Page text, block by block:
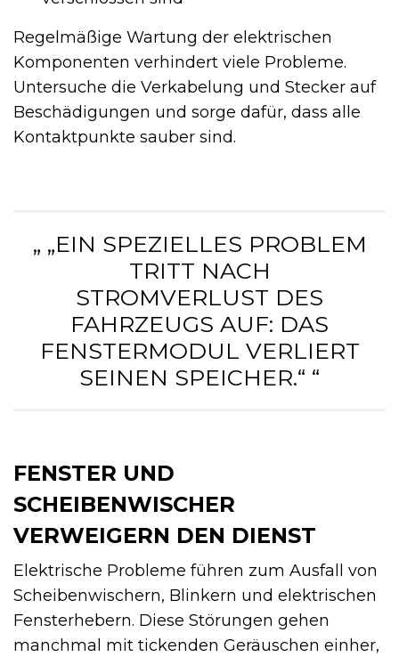
Regelmäßige Wartung der elektrischen
Komponenten verhindert viele Probleme.
Untersuche die Verkabelung und Stecker auf
Beschädigungen und sorge dafür, dass alle
Kontaktpunkte sauber sind.
„ „EIN SPEZIELLES PROBLEM
TRITT NACH
STROMVERLUST DES
FAHRZEUGS AUF: DAS
FENSTERMODUL VERLIERT
SEINEN SPEICHER.“ “
FENSTER UND
SCHEIBENWISCHER
VERWEIGERN DEN DIENST
Elektrische Probleme führen zum Ausfall von
Scheibenwischern, Blinkern und elektrischen
Fensterhebern. Diese Störungen gehen
manchmal mit tickenden Geräuschen einher,